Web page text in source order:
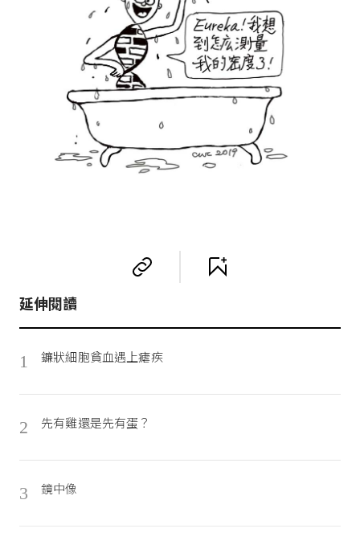
延伸閱讀
1 鐮狀細胞貧血遇上瘧疾
2 先有雞還是先有蛋？
3 鏡中像